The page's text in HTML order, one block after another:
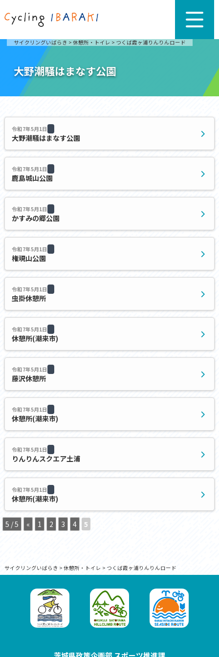
サイクリングいばらき > 休憩所・トイレ > つくば霞ヶ浦りんりんロード
大野潮騒はまなす公園
令和7年5月1日
大野潮騒はまなす公園
令和7年5月1日
鹿島城山公園
令和7年5月1日
かすみの郷公園
令和7年5月1日
権現山公園
令和7年5月1日
虫掛休憩所
令和7年5月1日
休憩所(潮来市)
令和7年5月1日
藤沢休憩所
令和7年5月1日
休憩所(潮来市)
令和7年5月1日
りんりんスクエア土浦
令和7年5月1日
休憩所(潮来市)
5 / 5 « 1 2 3 4 5
サイクリングいばらき > 休憩所・トイレ > つくば霞ヶ浦りんりんロード